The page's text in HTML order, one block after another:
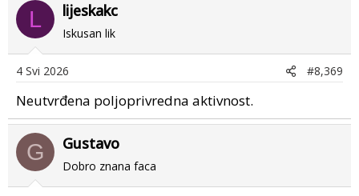
L lijeskakc
Iskusan lik
4 Svi 2026 #8,369
Neutvrđena poljoprivredna aktivnost.
G Gustavo
Dobro znana faca